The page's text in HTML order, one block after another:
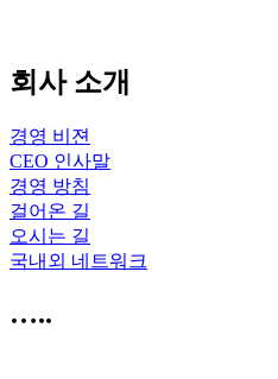
회사 소개
경영 비젼
CEO 인사말
경영 방침
걸어온 길
오시는 길
국내외 네트워크
…..